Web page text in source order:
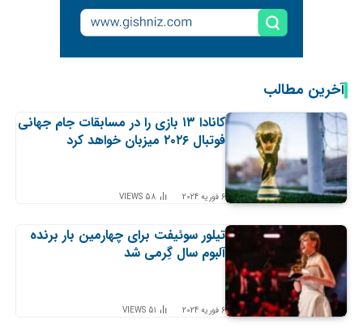
آخرین مطالب
کانادا ۱۳ بازی را در مسابقات جام جهانی
فوتبال ۲۰۲۶ میزبان خواهد کرد
6 فوریه 2024 58
VIEWS
تیلور سوئیفت برای چهارمین بار برنده
آلبوم سال گِرمی شد
6 فوریه 2024 51
VIEWS